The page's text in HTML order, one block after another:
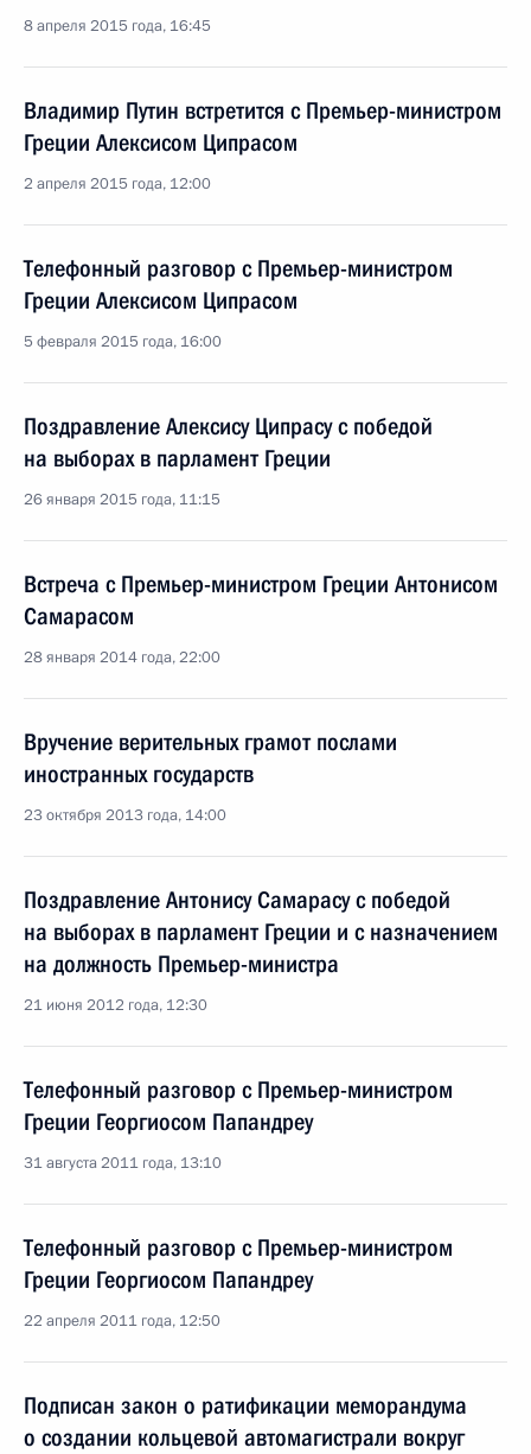
8 апреля 2015 года, 16:45
Владимир Путин встретится с Премьер-министром
Греции Алексисом Ципрасом
2 апреля 2015 года, 12:00
Телефонный разговор с Премьер-министром
Греции Алексисом Ципрасом
5 февраля 2015 года, 16:00
Поздравление Алексису Ципрасу с победой
на выборах в парламент Греции
26 января 2015 года, 11:15
Встреча с Премьер-министром Греции Антонисом
Самарасом
28 января 2014 года, 22:00
Вручение верительных грамот послами
иностранных государств
23 октября 2013 года, 14:00
Поздравление Антонису Самарасу с победой
на выборах в парламент Греции и с назначением
на должность Премьер-министра
21 июня 2012 года, 12:30
Телефонный разговор с Премьер-министром
Греции Георгиосом Папандреу
31 августа 2011 года, 13:10
Телефонный разговор с Премьер-министром
Греции Георгиосом Папандреу
22 апреля 2011 года, 12:50
Подписан закон о ратификации меморандума
о создании кольцевой автомагистрали вокруг